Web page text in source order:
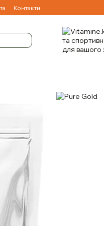
Контакти